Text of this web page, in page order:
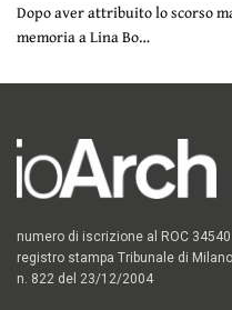
Dopo aver attribuito lo scorso
memoria a Lina Bo…
numero di iscrizione al ROC 34540
registro stampa Tribunale di Milano
n. 822 del 23/12/2004